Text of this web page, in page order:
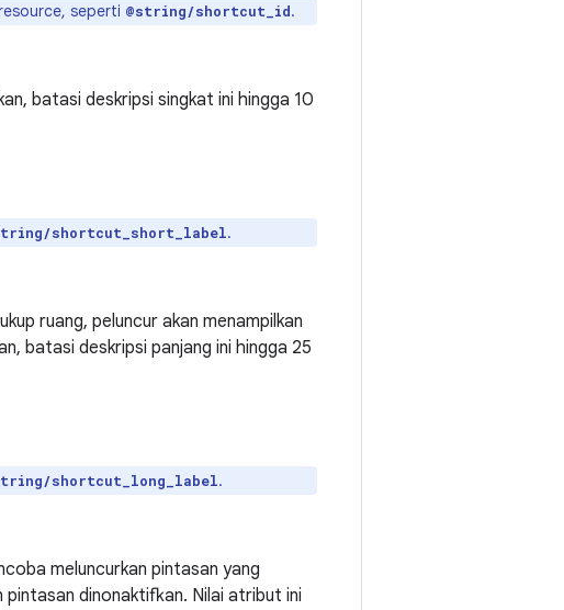
seperti @string/shortcut_id.
batasi deskripsi singkat ini hingga 10
shortcut_short_label.
ruang, peluncur akan menampilkan
batasi deskripsi panjang ini hingga 25
shortcut_long_label.
meluncurkan pintasan yang
pintasan dinonaktifkan. Nilai atribut ini